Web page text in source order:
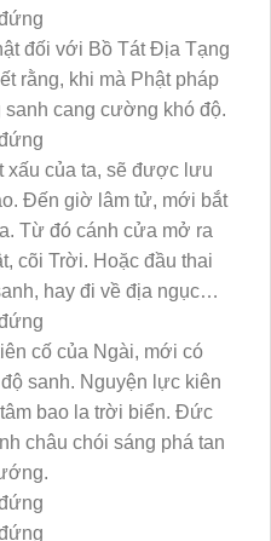
đối với Bồ Tát Địa Tạng
rằng, khi mà Phật pháp
sanh cang cường khó độ.
xấu của ta, sẽ được lưu
Đến giờ lâm tử, mới bắt
Từ đó cánh cửa mở ra
cõi Trời. Hoặc đầu thai
hay đi về địa ngục…
cố của Ngài, mới có
sanh. Nguyện lực kiên
bao la trời biển. Đức
châu chói sáng phá tan